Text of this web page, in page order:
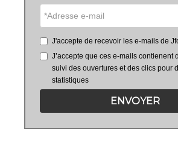
J'accepte de recevoir les e-mails de
J’accepte que ces e-mails contienent
suivi des ouvertures et des clics pour
statistiques
ENVOYER